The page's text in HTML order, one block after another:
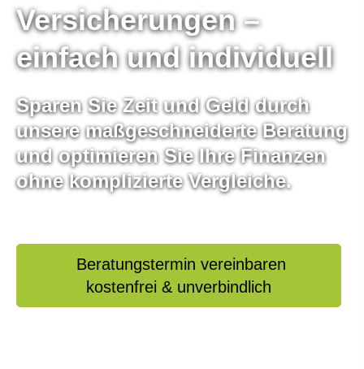
Versicherungen –
einfach und individuell
Sparen Sie Zeit und Geld durch
unsere maßgeschneiderte Beratung
und optimieren Sie Ihre Finanzen
ohne komplizierte Vergleiche.
Beratungstermin vereinbaren
kostenfrei & unverbindlich